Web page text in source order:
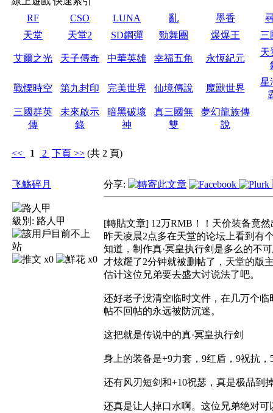
RF
CSO LUNA 亂 墨香
天堂
天堂2 SD鋼彈 勁舞團 爆爆王 三
艾爾之光 天子傳奇 中華英雄 幸福五角 永恆紀元
天
戰慄時空 第九封印 完美世界 仙境傳說 魔獸世界
星
三國群英
傳
未來啟示
錄
暗黑破壞
神
真三國無
雙
夢幻龍族傳
說
<< 1 2 下頁 >> (共 2 頁)
飞觞碎月
級別: 路人甲
x0 x0
分享:
[轉貼文章] 12万RMB！！天价装备竟
昨天凌晨2点多在天堂的论坛上看到有
知道，制作真·冥皇执行剑是多么的不
才炫耀了2分钟就被删帖了，天堂的版
估计这位兄弟要去盛大讨说法了吧。
还好老子没清空临时文件，在几万个
帖不回帖的永远被防沉迷。
这把就是传说中的真·冥皇执行剑
身上的装备是+9力套，9红盾，9祝抗
还有风刃短剑和+10祝瑟，真是极品到
还真是让人掉口水啊。这位兄弟绝对